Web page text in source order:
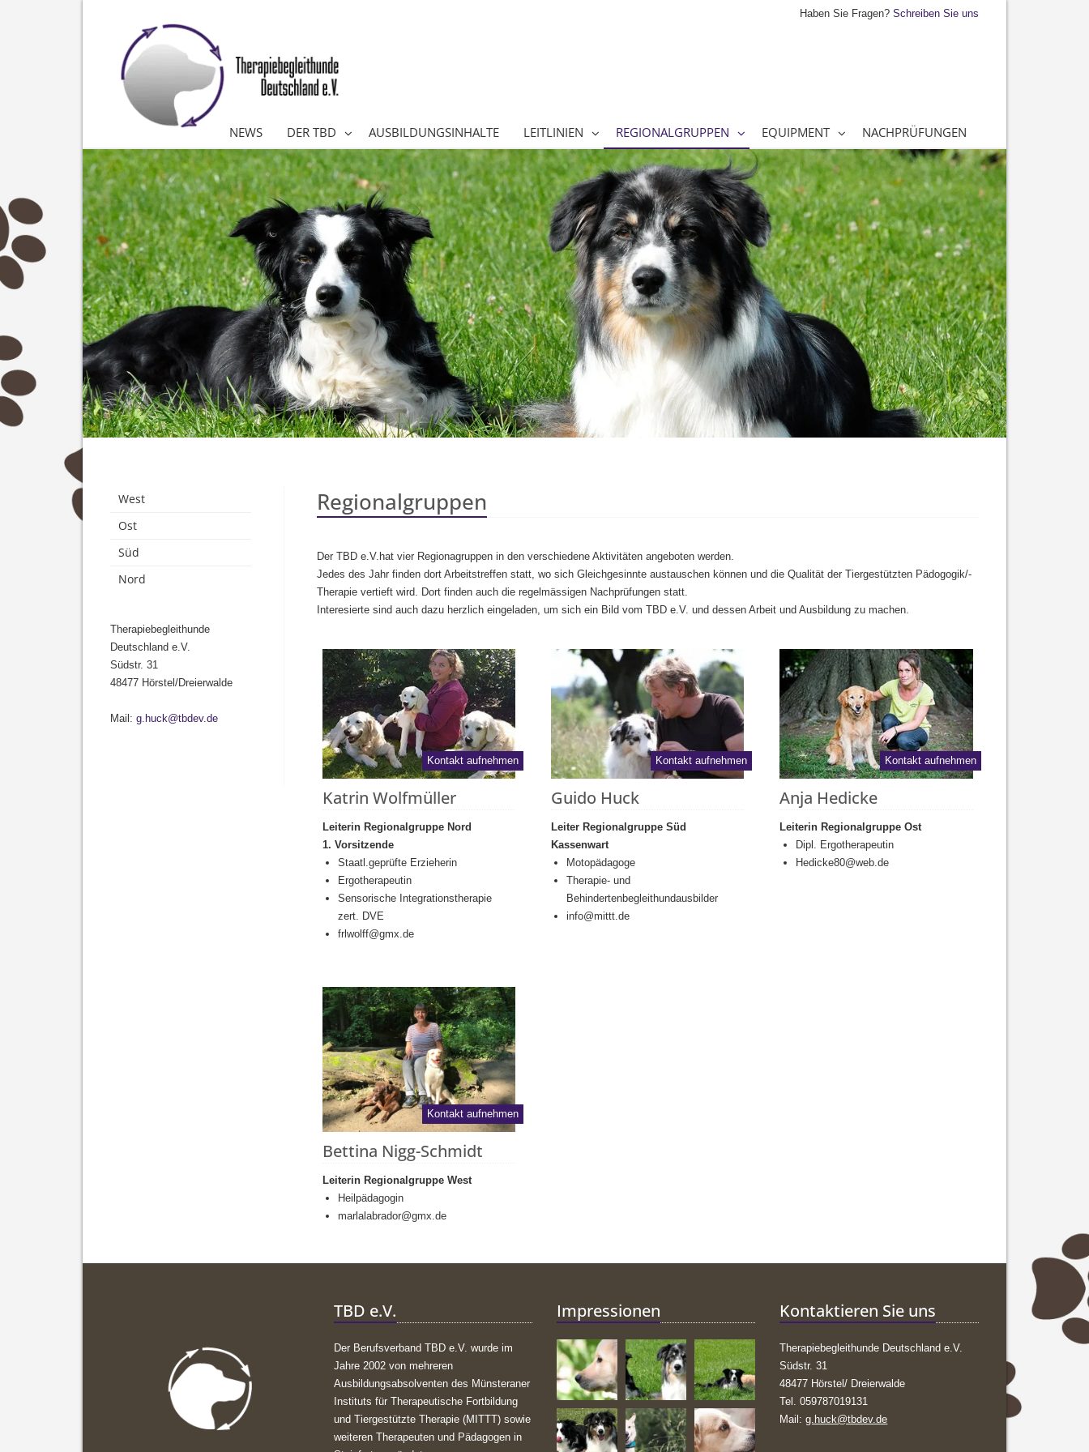
Haben Sie Fragen? Schreiben Sie uns
NEWS DER TBD AUSBILDUNGSINHALTE LEITLINIEN REGIONALGRUPPEN EQUIPMENT NACHPRÜFUNGEN
Regionalgruppen
Der TBD e.V.hat vier Regionagruppen in den verschiedene Aktivitäten angeboten werden.
Jedes des Jahr finden dort Arbeitstreffenstatt, wo sich Gleichgesinnte austauschen können und die Qualität der Tiergestützten Pädogogik/-
Therapie vertieft wird. Dort finden auch die regelmässigen Nachprüfungen statt.
Interesierte sind auch dazu herzlich eingeladen, um sich ein Bild vom TBD e.V. und dessen Arbeit und Ausbildung zu machen.
Kontakt aufnehmen
Katrin Wolfmüller
Leiterin Regionalgruppe Nord
1. Vorsitzende
Staatl.geprüfte Erzieherin
Ergotherapeutin
Sensorische Integrationstherapie
zert. DVE
frlwolff@gmx.de
Kontakt aufnehmen
Guido Huck
Leiter Regionalgruppe Süd
Kassenwart
Motopädagoge
Therapie- und
Behindertenbegleithundausbilder
info@mittt.de
Kontakt aufnehmen
Anja Hedicke
Leiterin Regionalgruppe Ost
Dipl. Ergotherapeutin
Hedicke80@web.de
Kontakt aufnehmen
Bettina Nigg-Schmidt
Leiterin Regionalgruppe West
Heilpädagogin
marlalabrador@gmx.de
West
Ost
Süd
Nord
Therapiebegleithunde
Deutschland e.V.
Südstr. 31
48477 Hörstel/Dreierwalde
Mail:g.huck@tbdev.de
TBD e.V.
Der Berufsverband TBD e.V. wurde im
Jahre 2002 von mehreren
Ausbildungsabsolventen des Münsteraner
Instituts für Therapeutische Fortbildung
und Tiergestützte Therapie (MITTT) sowie
weiteren Therapeuten und Pädagogen in
Impressionen Kontaktieren Sie uns
Therapiebegleithunde Deutschland e.V.
Südstr. 31
48477 Hörstel/ Dreierwalde
Tel. 059787019131
Mail:g.huck@tbdev.de